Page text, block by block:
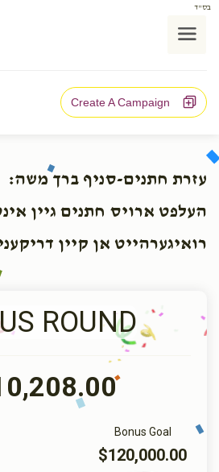
בס"ד
Create A Campaign
עזרת חתנים-סניף ברך משה:
העלפט ארויס חתנים גיין
רואיגערהייט אן קיין
ROUND
Bonus Goal
$120,000.00